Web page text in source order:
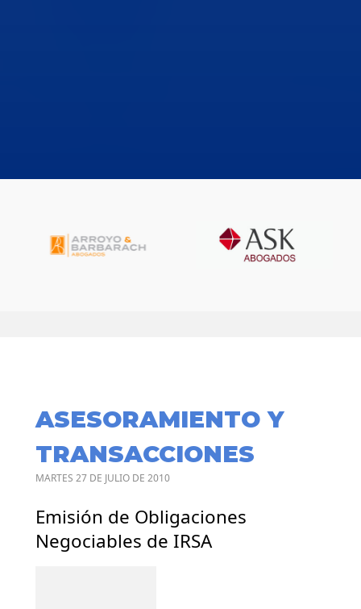
ASESORAMIENTO Y
TRANSACCIONES
MARTES 27 DE JULIO DE 2010
Emisión de Obligaciones
Negociables de IRSA